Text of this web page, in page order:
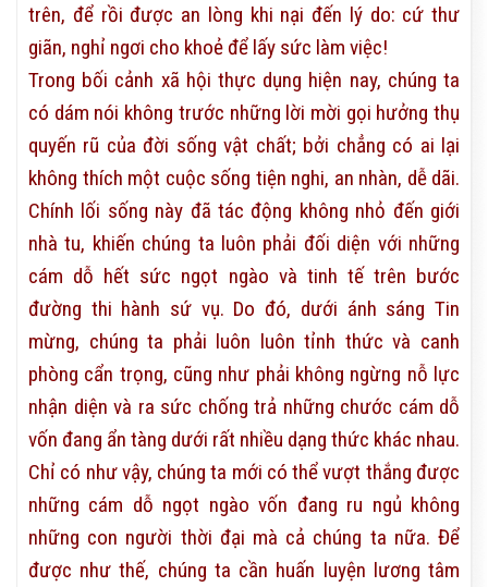
trên, để rồi được an lòng khi nại đến lý do: cứ thư
giãn, nghỉ ngơi cho khoẻ để lấy sức làm việc!
Trong bối cảnh xã hội thực dụng hiện nay, chúng ta
có dám nói không trước những lời mời gọi hưởng thụ
quyến rũ của đời sống vật chất; bởi chẳng có ai lại
không thích một cuộc sống tiện nghi, an nhàn, dễ dãi.
Chính lối sống này đã tác động không nhỏ đến giới
nhà tu, khiến chúng ta luôn phải đối diện với những
cám dỗ hết sức ngọt ngào và tinh tế trên bước
đường thi hành sứ vụ. Do đó, dưới ánh sáng Tin
mừng, chúng ta phải luôn luôn tỉnh thức và canh
phòng cẩn trọng, cũng như phải không ngừng nỗ lực
nhận diện và ra sức chống trả những chước cám dỗ
vốn đang ẩn tàng dưới rất nhiều dạng thức khác nhau.
Chỉ có như vậy, chúng ta mới có thể vượt thắng được
những cám dỗ ngọt ngào vốn đang ru ngủ không
những con người thời đại mà cả chúng ta nữa. Để
được như thế, chúng ta cần huấn luyện lương tâm